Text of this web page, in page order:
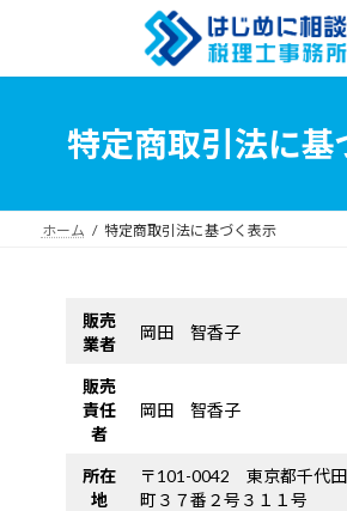
ン
ー
特定商取引法に基
ホーム 特定商取引法に基づく表示
販売
業者
岡田 智香子
販売
責任
者
岡田 智香子
所在
地
〒101-0042 東京都千代
町３７番２号３１１号